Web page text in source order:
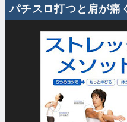
パチスロ打つと肩が痛